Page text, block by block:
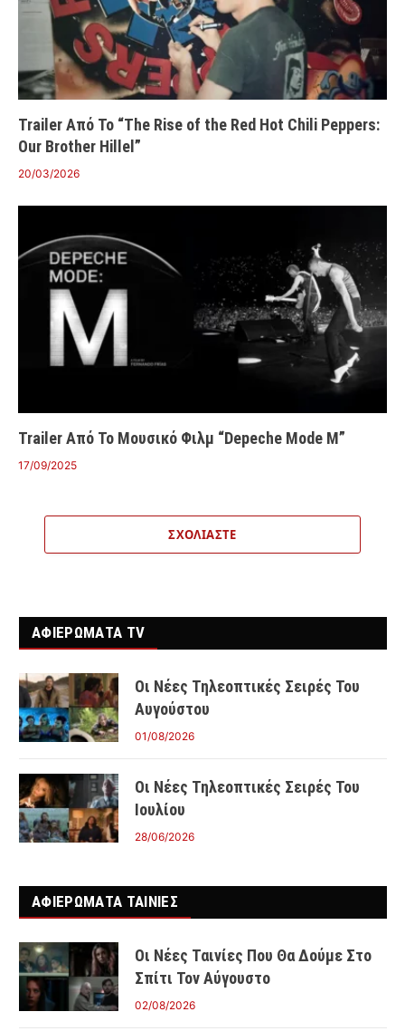
Trailer Από Το “The Rise of the Red Hot Chili Peppers:
Our Brother Hillel”
20/03/2026
Trailer Από Το Μουσικό Φιλμ “Depeche Mode M”
17/09/2025
ΣΧΟΛΙΆΣΤΕ
ΑΦΙΕΡΩΜΑΤΑ TV
Οι Νέες Τηλεοπτικές Σειρές Του
Αυγούστου
01/08/2026
Οι Νέες Τηλεοπτικές Σειρές Του
Ιουλίου
28/06/2026
ΑΦΙΕΡΩΜΑΤΑ ΤΑΙΝΊΕΣ
Οι Νέες Ταινίες Που Θα Δούμε Στο
Σπίτι Τον Αύγουστο
02/08/2026